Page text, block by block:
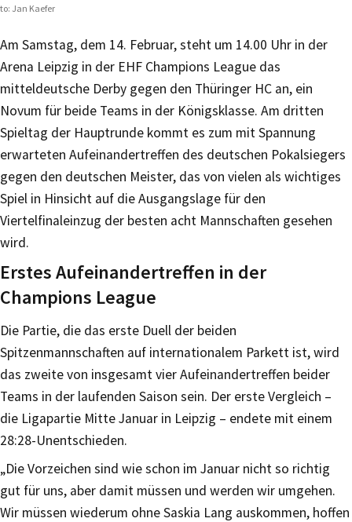
Jan Kaefer
Am Samstag, dem 14. Februar, steht um 14.00 Uhr in der
Arena Leipzig in der EHF Champions League das
mitteldeutsche Derby gegen den Thüringer HC an, ein
Novum für beide Teams in der Königsklasse. Am dritten
Spieltag der Hauptrunde kommt es zum mit Spannung
erwarteten Aufeinandertreffen des deutschen Pokalsiegers
gegen den deutschen Meister, das von vielen als wichtiges
Spiel in Hinsicht auf die Ausgangslage für den
Viertelfinaleinzug der besten acht Mannschaften gesehen
wird.
Erstes Aufeinandertreffen in der
Champions League
Die Partie, die das erste Duell der beiden
Spitzenmannschaften auf internationalem Parkett ist, wird
das zweite von insgesamt vier Aufeinandertreffen beider
Teams in der laufenden Saison sein. Der erste Vergleich –
die Ligapartie Mitte Januar in Leipzig – endete mit einem
28:28-Unentschieden.
„Die Vorzeichen sind wie schon im Januar nicht so richtig
gut für uns, aber damit müssen und werden wir umgehen.
Wir müssen wiederum ohne Saskia Lang auskommen, hoffen